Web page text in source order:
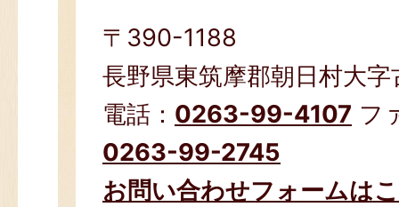
〒390-1188​
長野県東筑摩郡朝日村大
電話： 0263-99-4107 フ
0263-99-2745
お問い合わせフォームは